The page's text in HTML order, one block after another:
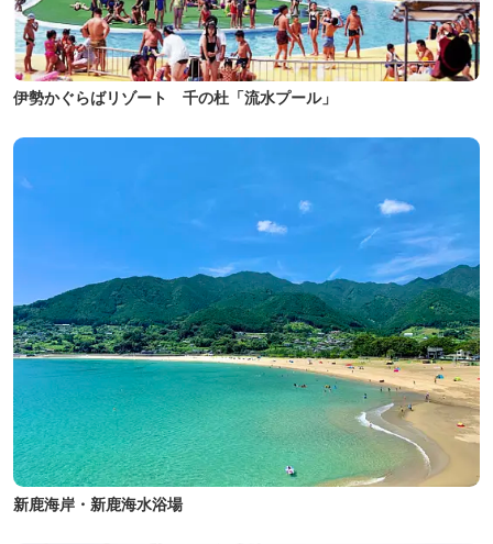
伊勢かぐらばリゾート 千の杜「流水プール」
新鹿海岸・新鹿海水浴場